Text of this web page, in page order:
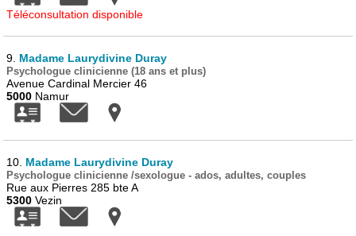
Téléconsultation disponible
9. Madame Laurydivine Duray
Psychologue clinicienne (18 ans et plus)
Avenue Cardinal Mercier 46
5000 Namur
10. Madame Laurydivine Duray
Psychologue clinicienne /sexologue - ados, adultes, couples
Rue aux Pierres 285 bte A
5300 Vezin